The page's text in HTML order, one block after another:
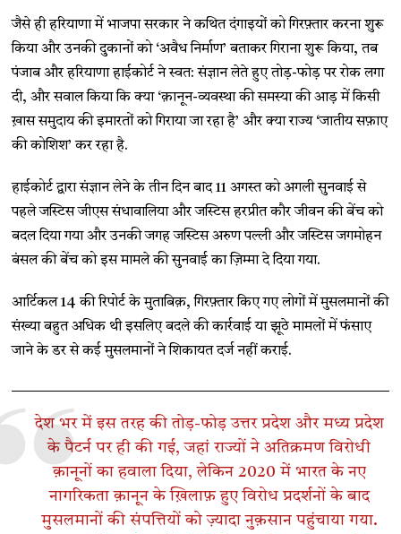
जैसे ही हरियाणा में भाजपा सरकार ने कथित दंगाइयों को गिरफ़्तार करना शुरू
किया और उनकी दुकानों को ‘अवैध निर्माण’ बताकर गिराना शुरू किया, तब
पंजाब और हरियाणा हाईकोर्ट ने स्वत: संज्ञान लेते हुए तोड़-फोड़ पर रोक लगा
दी, और सवाल किया कि क्या ‘क़ानून-व्यवस्था की समस्या की आड़ में किसी
ख़ास समुदाय की इमारतों को गिराया जा रहा है’ और क्या राज्य ‘जातीय सफ़ाए
की कोशिश’ कर रहा है.
हाईकोर्ट द्वारा संज्ञान लेने के तीन दिन बाद 11 अगस्त को अगली सुनवाई से
पहले जस्टिस जीएस संधावालिया और जस्टिस हरप्रीत कौर जीवन की बेंच को
बदल दिया गया और उनकी जगह जस्टिस अरुण पल्ली और जस्टिस जगमोहन
बंसल की बेंच को इस मामले की सुनवाई का ज़िम्मा दे दिया गया.
आर्टिकल 14 की रिपोर्ट के मुताबिक़, गिरफ़्तार किए गए लोगों में मुसलमानों की
संख्या बहुत अधिक थी इसलिए बदले की कार्रवाई या झूठे मामलों में फंसाए
जाने के डर से कई मुसलमानों ने शिकायत दर्ज नहीं कराई.
देश भर में इस तरह की तोड़-फोड़ उत्तर प्रदेश और मध्य प्रदेश
के पैटर्न पर ही की गई, जहां राज्यों ने अतिक्रमण विरोधी
क़ानूनों का हवाला दिया, लेकिन 2020 में भारत के नए
नागरिकता क़ानून के ख़िलाफ़ हुए विरोध प्रदर्शनों के बाद
मुसलमानों की संपत्तियों को ज़्यादा नुक़सान पहुंचाया गया.